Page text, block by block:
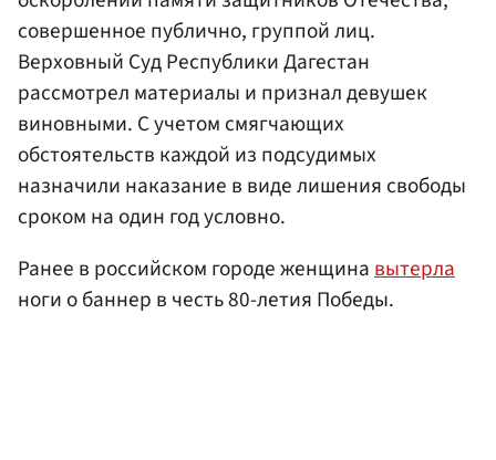
совершенное публично, группой лиц.
Верховный Суд Республики Дагестан
рассмотрел материалы и признал девушек
виновными. С учетом смягчающих
обстоятельств каждой из подсудимых
назначили наказание в виде лишения свободы
сроком на один год условно.
Ранее в российском городе женщинавытерла
ноги о баннер в честь 80-летия Победы.